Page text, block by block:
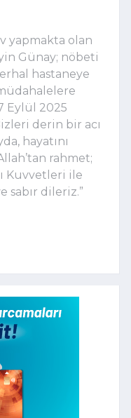
yapmakta olan
Günay; nöbeti
hastaneye
Eylül 2025
derin bir acı
hayatını
rahmet;
Kuvvetleri ile
sabır dileriz.”